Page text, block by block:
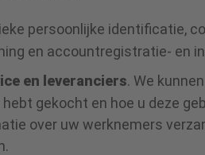
persoonlijke identificatie,
en accountregistratie- en
en leveranciers. We
gekocht en hoe u deze
over uw werknemers